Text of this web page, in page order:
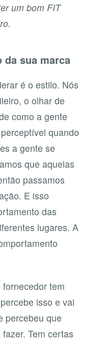
um bom FIT
sua marca
é o estilo. Nós
o olhar de
como a gente
quando
a gente se
que aquelas
passamos
E isso
das
lugares. A
tem
isso e vai
percebeu que
Tem certas